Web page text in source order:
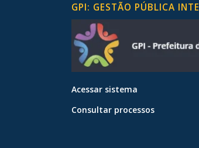
GPI: GESTÃO PÚBLICA
Acessar sistema
Consultar processos